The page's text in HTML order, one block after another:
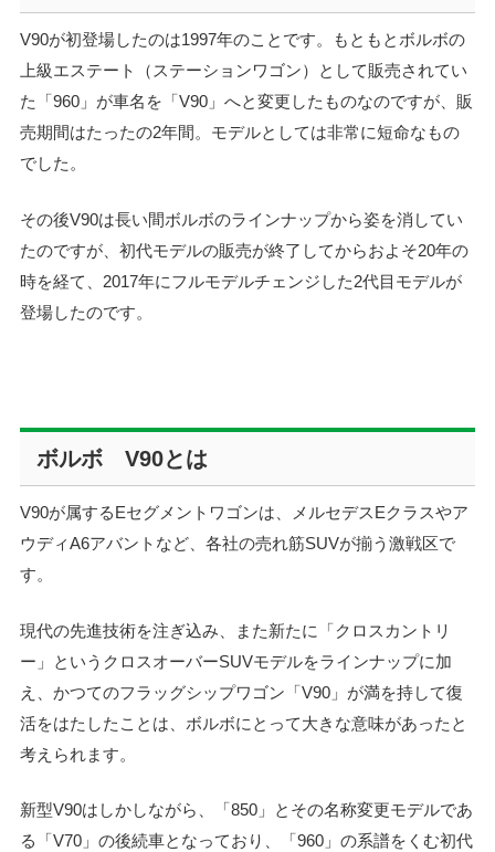
V90が初登場したのは1997年のことです。もともとボルボの
上級エステート（ステーションワゴン）として販売されてい
た「960」が車名を「V90」へと変更したものなのですが、販
売期間はたったの2年間。モデルとしては非常に短命なもの
でした。
その後V90は長い間ボルボのラインナップから姿を消してい
たのですが、初代モデルの販売が終了してからおよそ20年の
時を経て、2017年にフルモデルチェンジした2代目モデルが
登場したのです。
ボルボ V90とは
V90が属するEセグメントワゴンは、メルセデスEクラスやア
ウディA6アバントなど、各社の売れ筋SUVが揃う激戦区で
す。
現代の先進技術を注ぎ込み、また新たに「クロスカントリ
ー」というクロスオーバーSUVモデルをラインナップに加
え、かつてのフラッグシップワゴン「V90」が満を持して復
活をはたしたことは、ボルボにとって大きな意味があったと
考えられます。
新型V90はしかしながら、「850」とその名称変更モデルであ
る「V70」の後続車となっており、「960」の系譜をくむ初代